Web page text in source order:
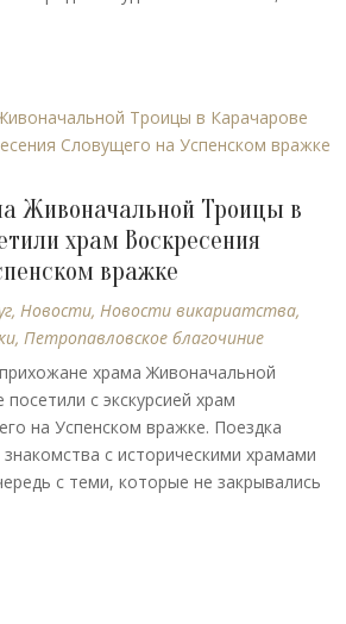
Живоначальной Троицы в
храм Воскресения
вражке
,Новости,Новости викариатства,
,Петропавловское благочиние
храма Живоначальной
с экскурсией храм
на Успенском вражке. Поездка
с историческими храмами
с теми, которые не закрывались